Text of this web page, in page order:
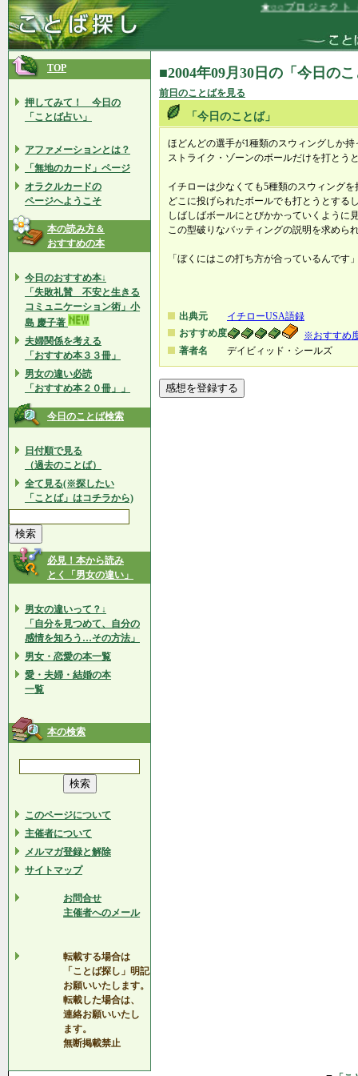
★○○プロジェクト（
TOP
押してみて！ 今日の
「ことば占い」
アファメーションとは？
「無地のカード」ページ
オラクルカードの
ページへようこそ
本の読み方＆
おすすめの本
今日のおすすめ本↓
「失敗礼賛 不安と生きる
コミュニケーション術」小
島 慶子著
夫婦関係を考える
「おすすめ本３３冊」
男女の違い必読
「おすすめ本２０冊」」
今日のことば検索
日付順で見る
（過去のことば）
全て見る(※探したい
「ことば」はコチラから)
必見！本から読み
とく「男女の違い」
男女の違いって？↓
「自分を見つめて、自分の
感情を知ろう…その方法」
男女・恋愛の本一覧
愛・夫婦・結婚の本
一覧
本の検索
このページについて
主催者について
メルマガ登録と解除
サイトマップ
お問合せ
主催者へのメール
転載する場合は
「ことば探し」明記
お願いいたします。
転載した場合は、
連絡お願いいたし
ます。
無断掲載禁止
■2004年09月30日の「今日の
前日のことばを見る
「今日のことば」
ほどんどの選手が1種類のスウィングしか
ストライク・ゾーンのボールだけを打とう
イチローは少なくても5種類のスウィングを
どこに投げられたボールでも打とうとする
しばしばボールにとびかかっていくように
この型破りなバッティングの説明を求めら
「ぼくにはこの打ち方が合っているんです
出典元
イチローUSA語録
おすすめ度
※おすすめ
著者名
デイビィッド・シールズ